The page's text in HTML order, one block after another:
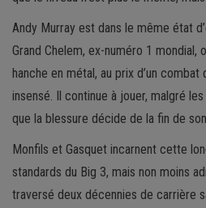
Andy Murray est dans le même état
Grand Chelem, ex-numéro 1 mondial,
hanche en métal, au prix d’un
insensé. Il continue à jouer, malgré
que la blessure décide de la fin de
Monfils et Gasquet incarnent cette
standards du Big 3, mais non moins
traversé deux décennies de carrière